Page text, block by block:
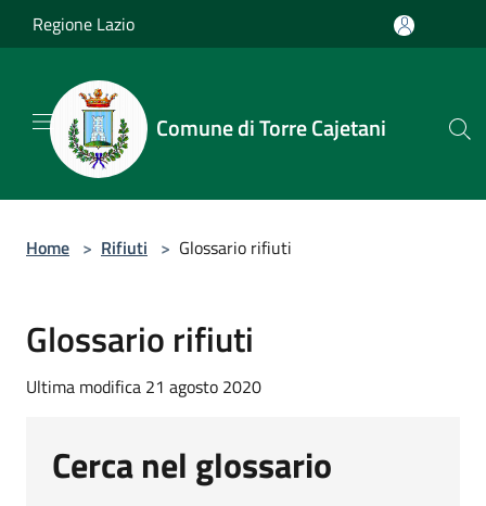
Salta al contenuto principale
Regione Lazio
Comune di Torre Cajetani
Home > Rifiuti > Glossario rifiuti
Glossario rifiuti
Ultima modifica 21 agosto 2020
Cerca nel glossario